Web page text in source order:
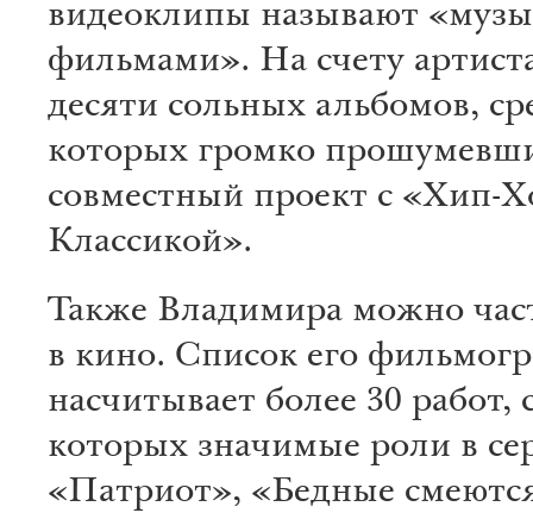
видеоклипы называют
фильмами». На счету
десяти сольных альбомов,
которых громко
совместный проект с «Хип-
Классикой».
Также Владимира можно
в кино. Список его
насчитывает более 30 работ,
которых значимые роли в
«Патриот», «Бедные